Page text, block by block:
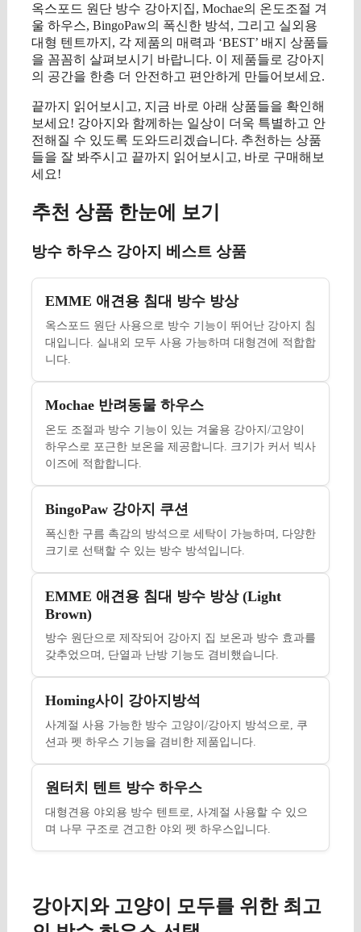
옥스포드 원단 방수 강아지집, Mochae의 온도조절 겨
울 하우스, BingoPaw의 폭신한 방석, 그리고 실외용
대형 텐트까지, 각 제품의 매력과 ‘BEST’ 배지 상품들
을 꼼꼼히 살펴보시기 바랍니다. 이 제품들로 강아지
의 공간을 한층 더 안전하고 편안하게 만들어보세요.
끝까지 읽어보시고, 지금 바로 아래 상품들을 확인해
보세요! 강아지와 함께하는 일상이 더욱 특별하고 안
전해질 수 있도록 도와드리겠습니다. 추천하는 상품
들을 잘 봐주시고 끝까지 읽어보시고, 바로 구매해보
세요!
추천 상품 한눈에 보기
방수 하우스 강아지 베스트 상품
EMME 애견용 침대 방수 방상
옥스포드 원단 사용으로 방수 기능이 뛰어난 강아지 침
대입니다. 실내외 모두 사용 가능하며 대형견에 적합합
니다.
Mochae 반려동물 하우스
온도 조절과 방수 기능이 있는 겨울용 강아지/고양이
하우스로 포근한 보온을 제공합니다. 크기가 커서 빅사
이즈에 적합합니다.
BingoPaw 강아지 쿠션
폭신한 구름 촉감의 방석으로 세탁이 가능하며, 다양한
크기로 선택할 수 있는 방수 방석입니다.
EMME 애견용 침대 방수 방상 (Light
Brown)
방수 원단으로 제작되어 강아지 집 보온과 방수 효과를
갖추었으며, 단열과 난방 기능도 겸비했습니다.
Homing사이 강아지방석
사계절 사용 가능한 방수 고양이/강아지 방석으로, 쿠
션과 펫 하우스 기능을 겸비한 제품입니다.
원터치 텐트 방수 하우스
대형견용 야외용 방수 텐트로, 사계절 사용할 수 있으
며 나무 구조로 견고한 야외 펫 하우스입니다.
강아지와 고양이 모두를 위한 최고